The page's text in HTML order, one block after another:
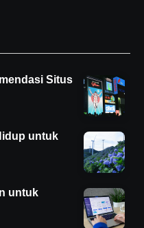
Situs
untuk
untuk